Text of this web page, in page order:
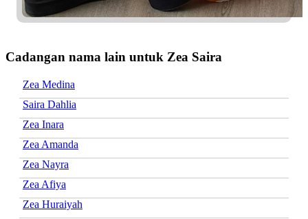
Cadangan nama lain untuk Zea Saira
Zea Medina
Saira Dahlia
Zea Inara
Zea Amanda
Zea Nayra
Zea Afiya
Zea Huraiyah